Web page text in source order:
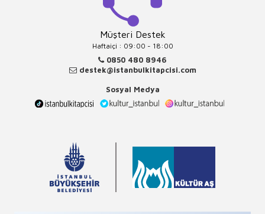
Müşteri Destek
Haftaiçi : 09:00 - 18:00
0850 480 8946
destek@istanbulkitapcisi.com
Sosyal Medya